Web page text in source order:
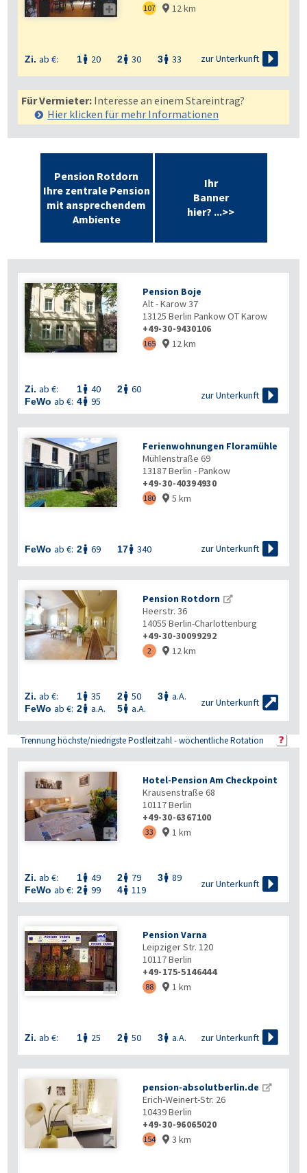
 107  12 km
Zi. ab €: 1 20 2 30 3 33 zur Unterkunft 
Für Vermieter: Interesse an einem Stareintrag?
Hier klicken für mehr Informationen
Pension Rotdorn
Ihre zentrale Pension
mit ansprechendem
Ambiente
Ihr
Banner
hier? ...>>

Pension Boje
Alt - Karow 37
13125 Berlin Pankow OT Karow
+49-30-9430106
165  12 km
Zi. ab €: 1 40 2 60
FeWo ab €: 4 95
zur Unterkunft 
Ferienwohnungen Floramühle
Mühlenstraße 69
13187Berlin - Pankow
+49-30-40394930
180  5 km
FeWo ab €: 2 69 17 340 zur Unterkunft 

Pension Rotdorn
Heerstr. 36
14055 Berlin-Charlottenburg
+49-30-30099292
2  12 km
Zi. ab €: 1 35 2 50 3 a.A.
FeWo ab €: 2 a.A. 5 a.A.
zur Unterkunft 
Trennung höchste/niedrigste Postleitzahl - wöchentliche Rotation

Hotel-Pension Am Checkpoint
Krausenstraße 68
10117Berlin
+49-30-6367100
33  1 km
Zi. ab €: 1 49 2 79 3 89
FeWo ab €: 2 99 4 119
zur Unterkunft 

Pension Varna
Leipziger Str. 120
10117Berlin
+49-175-5146444
88  1 km
Zi. ab €: 1 25 2 50 3 a.A. zur Unterkunft 

pension-absolutberlin.de
Erich-Weinert-Str. 26
10439Berlin
+49-30-96065020
154  3 km